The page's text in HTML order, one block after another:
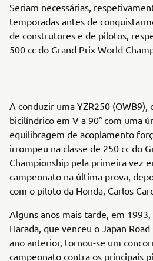
Seriam necessárias,
temporadas antes de
de construtores e de pilotos,
500 cc do Grand Prix World
A conduzir uma YZR250
bicilíndrico em V a 90° com uma
equilibragem de acoplamento
irrompeu na classe de 250 cc do
Championship pela primeira vez
campeonato na última prova,
com o piloto da Honda, Carlos
Alguns anos mais tarde, em
Harada, que venceu o Japan
ano anterior, tornou-se um
campeonato contra os principais